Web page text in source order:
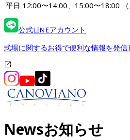
平日 12:00〜14:00、15:00〜18:00
公式LINEアカウント
式場に関するお得で便利な情報を発信
Newsお知らせ